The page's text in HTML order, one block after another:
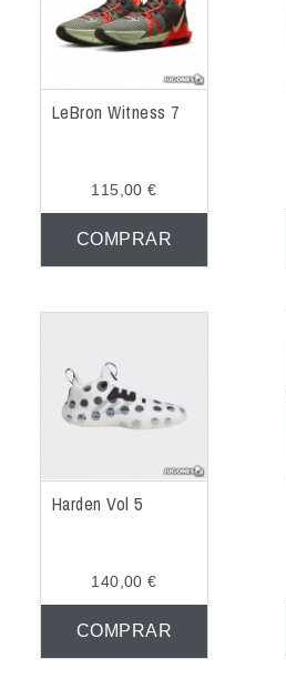
LeBron Witness 7
115,00 €
COMPRAR
Harden Vol 5
140,00 €
COMPRAR